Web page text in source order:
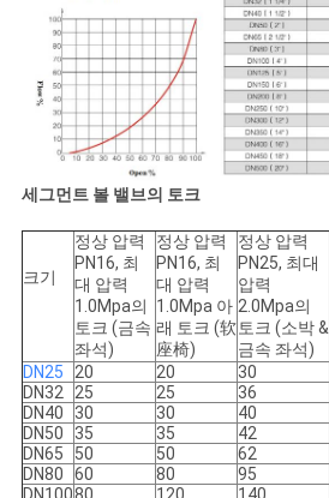
세그먼트 볼 밸브의 토크
크기
정상 압력
PN16, 최
대 압력
1.0Mpa의
토크 (금속
좌석)
정상 압력
PN16, 최
대 압력
1.0Mpa 아
래 토크 (软
座椅)
정상 압력
PN25, 최대
압력
2.0Mpa의
토크 (소박 &
금속 좌석)
DN25
20 20 30
DN32
25 25 36
DN40
30 30 40
DN50
35 35 42
DN65
50 50 62
DN80
60 80 95